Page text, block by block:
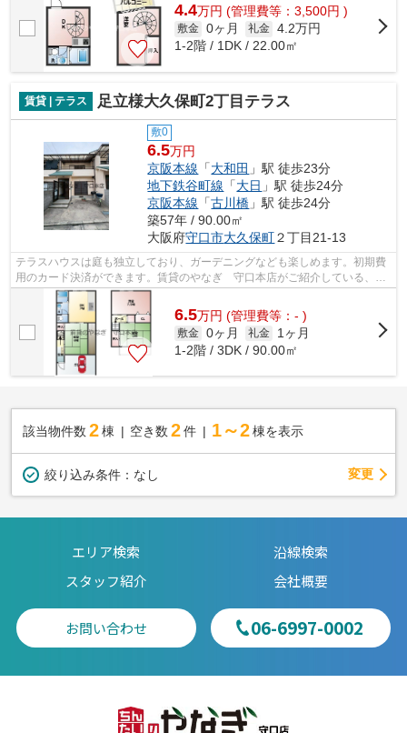
4.4万円 (管理費等：3,500円 )
敷金 0ヶ月 礼金 4.2万円
1-2階 / 1DK / 22.00㎡
賃貸 | テラス 足立様大久保町2丁目テラス
敷0
6.5万円
京阪本線 「大和田 」駅 徒歩23分
地下鉄谷町線 「大日 」駅 徒歩24分
京阪本線 「古川橋 」駅 徒歩24分
築57年 / 90.00㎡
大阪府守口市大久保町２丁目21-13
テラスハウスは庭も独立しており、ガーデニングなども楽しめます。初期費
用のカード決済ができます。賃貸のやなぎ 守口本店がご紹介している、守
口市にある京阪本線大和田周辺の戸建...
6.5万円 (管理費等：- )
敷金 0ヶ月 礼金
1ヶ月
1-2階 / 3DK / 90.00㎡
該当物件数 2棟 空き数 2 件 1～2 棟を表示
絞り込み条件： なし 変更
エリア検索
沿線検索
スタッフ紹介
会社概要
お問い合わせ 06-6997-0002